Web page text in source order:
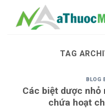
content
TAG
BLOG
Các biệt dược nhỏ
chứa hoạt